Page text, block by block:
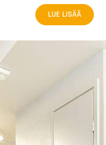
LUE LISÄÄ